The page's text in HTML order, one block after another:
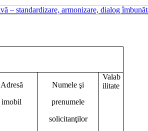
Adresă
imobil
Numele şi
prenumele
solicitanţilor
Valab
ilitate